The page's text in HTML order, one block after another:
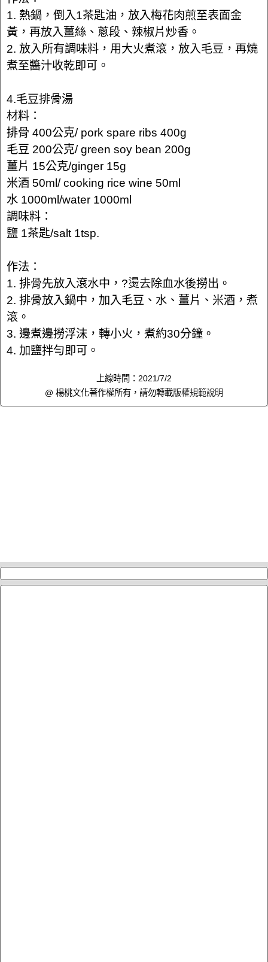
1. 熱鍋，倒入1茶匙油，放入梅花肉煎至表面金
黃，再放入薑絲、蔥段、辣椒片炒香。
2. 放入所有調味料，用大火煮滾，放入毛豆，再燒
煮至醬汁收乾即可。
4.毛豆排骨湯
材料：
排骨 400公克/ pork spare ribs 400g
毛豆 200公克/ green soy bean 200g
薑片 15公克/ginger 15g
米酒 50ml/ cooking rice wine 50ml
水 1000ml/water 1000ml
調味料：
鹽 1茶匙/salt 1tsp.
作法：
1. 排骨先放入滾水中，?燙去除血水後撈出。
2. 排骨放入鍋中，加入毛豆、水、薑片、米酒，煮
滾。
3. 邊煮邊撈浮沫，轉小火，煮約30分鐘。
4. 加鹽拌勻即可。
上線時間：2021/7/2
@ 楊桃文化著作權所有，請勿轉載版權規範說明